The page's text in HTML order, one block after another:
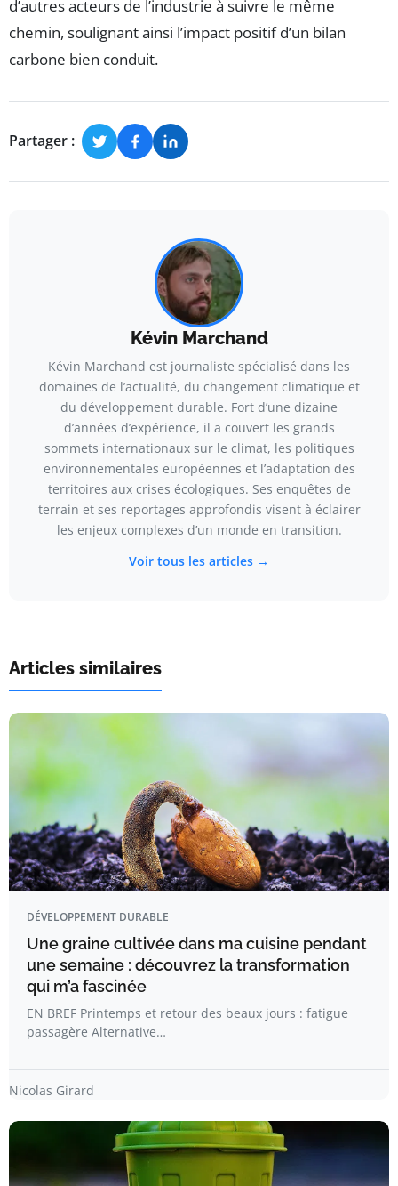
d’autres acteurs de l’industrie à suivre le même
chemin, soulignant ainsi l’impact positif d’un bilan
carbone bien conduit.
Partager :
Kévin Marchand
Kévin Marchand est journaliste spécialisé dans les
domaines de l’actualité, du changement climatique et
du développement durable. Fort d’une dizaine
d’années d’expérience, il a couvert les grands
sommets internationaux sur le climat, les politiques
environnementales européennes et l’adaptation des
territoires aux crises écologiques. Ses enquêtes de
terrain et ses reportages approfondis visent à éclairer
les enjeux complexes d’un monde en transition.
Voir tous les articles →
Articles similaires
DÉVELOPPEMENT DURABLE
Une graine cultivée dans ma cuisine pendant
une semaine : découvrez la transformation
qui m’a fascinée
EN BREF Printemps et retour des beaux jours : fatigue
passagère Alternative…
Nicolas Girard